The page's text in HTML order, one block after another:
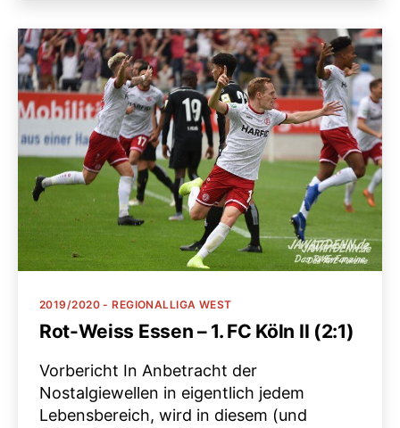
Kategorien
2019/2020 - REGIONALLIGA WEST
Rot-Weiss Essen – 1. FC Köln II (2:1)
Vorbericht In Anbetracht der
Nostalgiewellen in eigentlich jedem
Lebensbereich, wird in diesem (und